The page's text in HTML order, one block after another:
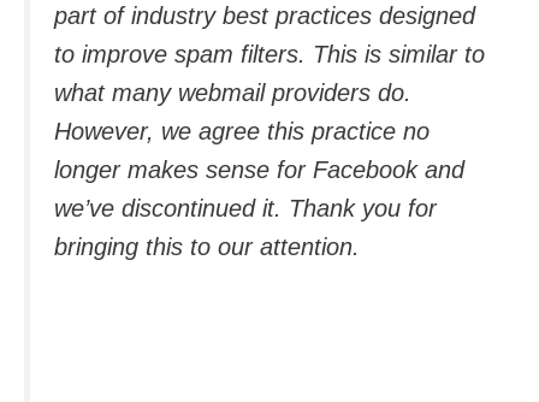
part of industry best practices designed
to improve spam filters. This is similar to
what many webmail providers do.
However, we agree this practice no
longer makes sense for Facebook and
we’ve discontinued it. Thank you for
bringing this to our attention.